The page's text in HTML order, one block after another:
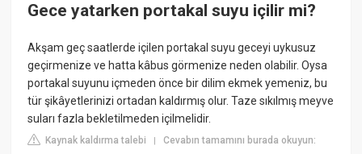
Gece yatarken portakal suyu içilir mi?
Akşam geç saatlerde içilen portakal suyu geceyi uykusuz
geçirmenize ve hatta kâbus görmenize neden olabilir. Oysa
portakal suyunu içmeden önce bir dilim ekmek yemeniz, bu
tür şikâyetlerinizi ortadan kaldırmış olur. Taze sıkılmış meyve
suları fazla bekletilmeden içilmelidir.
Kaynak kaldırma talebi |Cevabın tamamını burada okuyun: